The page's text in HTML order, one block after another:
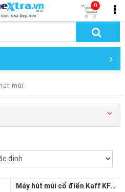
0
mùi
Máy hút mùi cổ điển Kaff KF-701B